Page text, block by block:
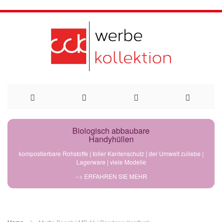
Direkt
Biologisch abbaubare
Handyhüllen
kompostierbare Rohstoffe | toller Kantenschutz | der Umwelt zuliebe |
Lagerware | viele Modelle
--> ERFAHREN SIE MEHR